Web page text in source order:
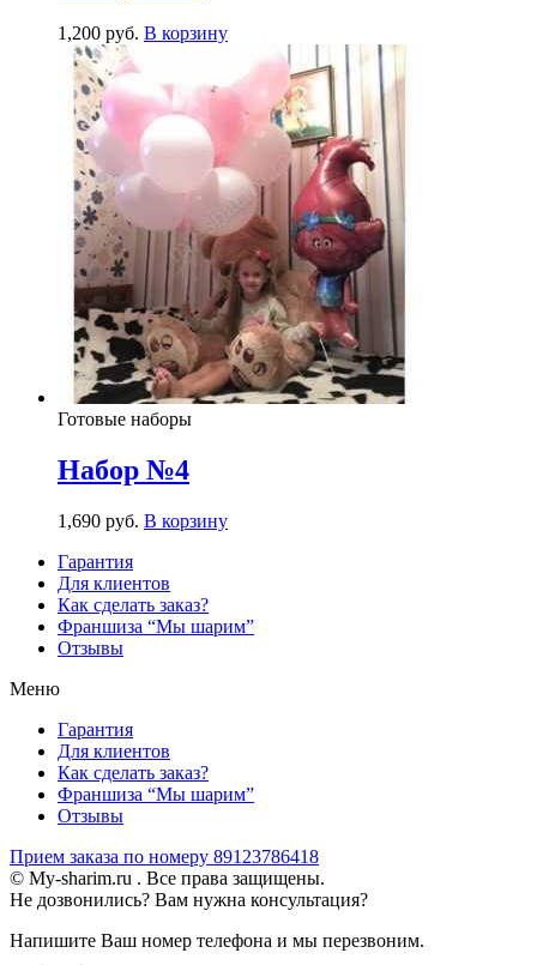
1,200 руб. В корзину
Готовые наборы
Набор №4
1,690 руб. В корзину
Гарантия
Для клиентов
Как сделать заказ?
Франшиза “Мы шарим”
Отзывы
Меню
Гарантия
Для клиентов
Как сделать заказ?
Франшиза “Мы шарим”
Отзывы
Прием заказа по номеру 89123786418
© My-sharim.ru . Все права защищены.
Не дозвонились? Вам нужна консультация?
Напишите Ваш номер телефона и мы перезвоним.